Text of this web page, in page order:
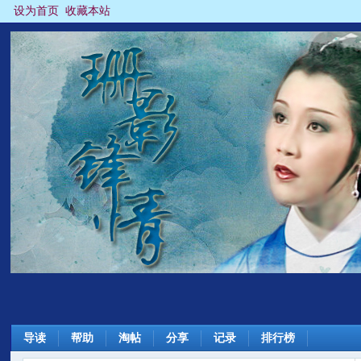
设为首页 收藏本站
导读 帮助 淘帖 分享 记录 排行榜